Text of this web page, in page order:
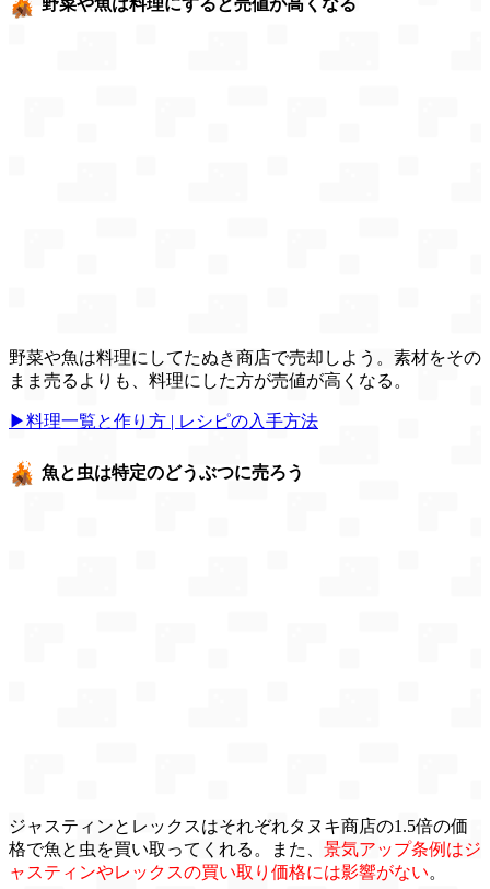
野菜や魚は料理にしてたぬき商店で売却しよう。素材をその
まま売るよりも、料理にした方が売値が高くなる。
▶料理一覧と作り方 | レシピの入手方法
魚と虫は特定のどうぶつに売ろう
ジャスティンとレックスはそれぞれタヌキ商店の1.5倍の価
格で魚と虫を買い取ってくれる。また、 景気アップ条例はジ
ャスティンやレックスの買い取り価格には影響がない。